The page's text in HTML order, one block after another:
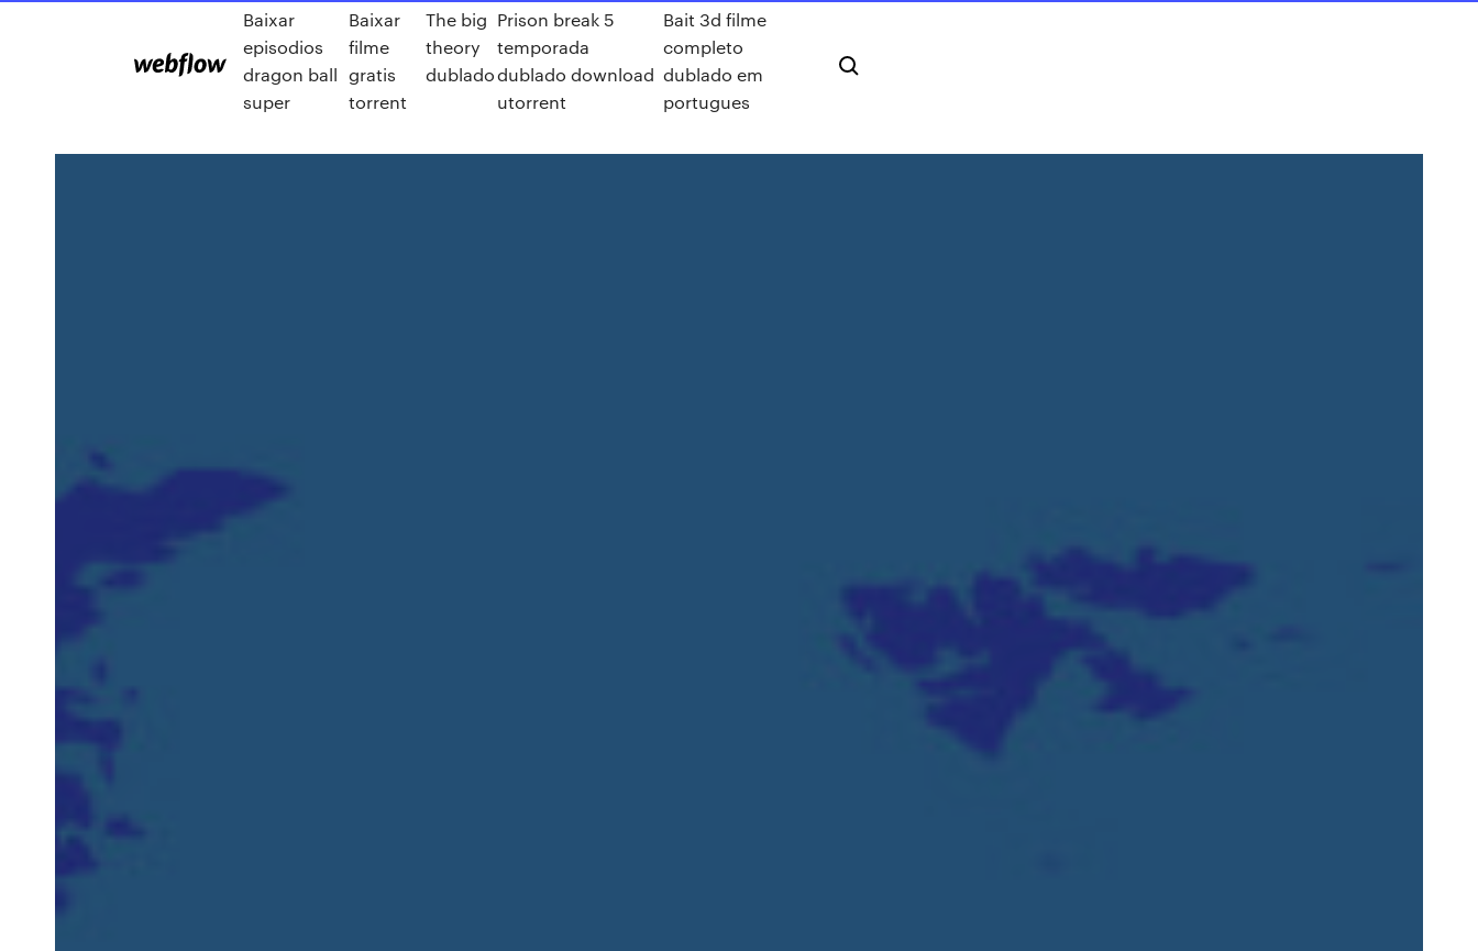
Baixar
episodios
dragon ball
super
Baixar
filme
gratis
torrent
The big
theory
dublado
Prison break 5
temporada
dublado download
utorrent
Bait 3d filme
completo
dublado em
portugues